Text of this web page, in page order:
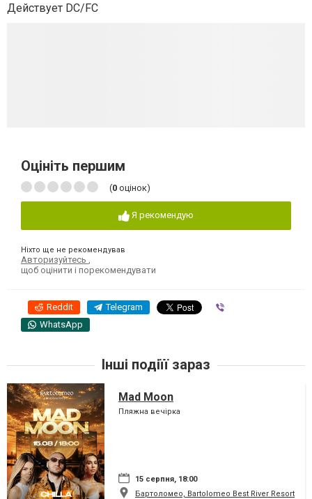
Действует DC/FC
Оцініть першим
(0 оцінок)
Я рекомендую
Ніхто ще не рекомендував
Авторизуйтесь
щоб оцінити і порекомендувати
Reddit Telegram
WhatsApp
Інші подіїї зараз
Mad Moon
Пляжна вечірка
15 серпня, 18:00
Бартоломео, Bartolomeo Best River Resort